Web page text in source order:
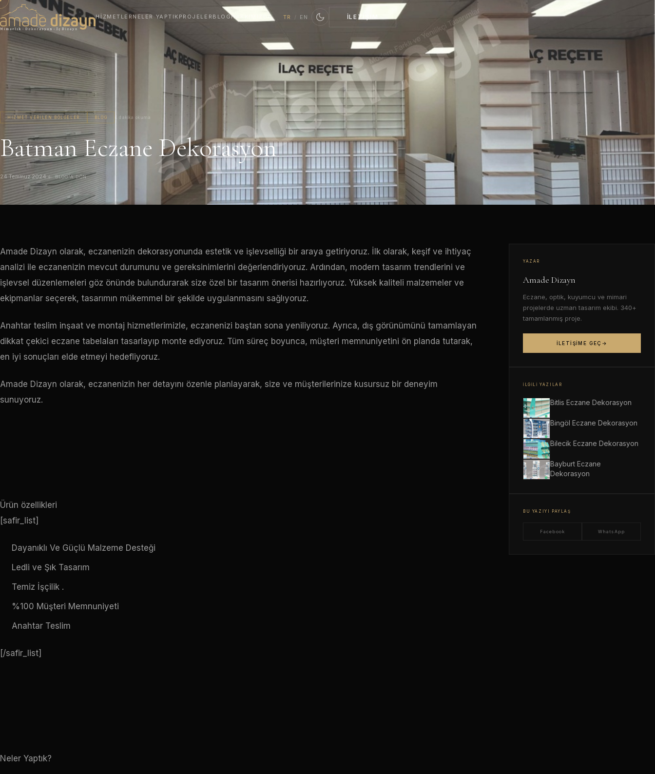
HIZMETLER NELER YAPTIK PROJELER BLOGHAKKIMIZDA TR / EN İLETIŞIM
HIZMET VERILEN BÖLGELER BLOG 4 dakika okuma
Batman Eczane Dekorasyon
24 Temmuz 2024·← BLOG'A DÖN
Amade Dizayn olarak, eczanenizin dekorasyonunda estetik ve işlevselliği bir araya getiriyoruz. İlk olarak, keşif ve ihtiyaç
analizi ile eczanenizin mevcut durumunu ve gereksinimlerini değerlendiriyoruz. Ardından, modern tasarım trendlerini ve
işlevsel düzenlemeleri göz önünde bulundurarak size özel bir tasarım önerisi hazırlıyoruz. Yüksek kaliteli malzemeler ve
ekipmanlar seçerek, tasarımın mükemmel bir şekilde uygulanmasını sağlıyoruz.
Anahtar teslim inşaat ve montaj hizmetlerimizle, eczanenizi baştan sona yeniliyoruz. Ayrıca, dış görünümünü tamamlayan
dikkat çekici eczane tabelaları tasarlayıp monte ediyoruz. Tüm süreç boyunca, müşteri memnuniyetini ön planda tutarak,
en iyi sonuçları elde etmeyi hedefliyoruz.
Amade Dizayn olarak, eczanenizin her detayını özenle planlayarak, size ve müşterilerinize kusursuz bir deneyim
sunuyoruz.
Ürün özellikleri
[safir_list]
Dayanıklı Ve Güçlü Malzeme Desteği
Ledli ve Şık Tasarım
Temiz İşçilik .
%100 Müşteri Memnuniyeti
Anahtar Teslim
[/safir_list]
Neler Yaptık?
YAZAR
Amade Dizayn
Eczane, optik, kuyumcu ve mimari
projelerde uzman tasarım ekibi. 340+
tamamlanmış proje.
İLETIŞIME GEÇ
İLGILI YAZILAR
Bitlis Eczane Dekorasyon
Bingöl Eczane Dekorasyon
Bilecik Eczane Dekorasyon
Bayburt Eczane
Dekorasyon
BU YAZIYI PAYLAŞ
Facebook WhatsApp